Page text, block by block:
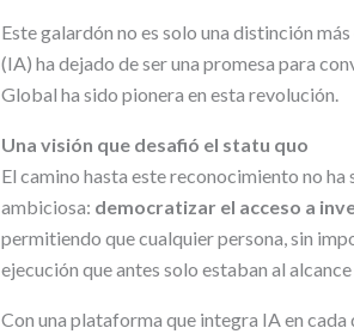
Este galardón no es solo una distinción
(IA) ha dejado de ser una promesa para
Global ha sido pionera en esta revolución.
Una visión que desafió el statu quo
El camino hasta este reconocimiento no
ambiciosa: democratizar el acceso a
permitiendo que cualquier persona, sin
ejecución que antes solo estaban al
Con una plataforma que integra IA en